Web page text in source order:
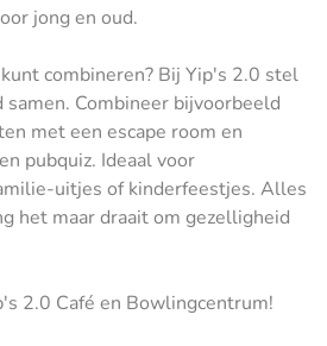
jong en oud.
combineren? Bij Yip's 2.0 stel
samen. Combineer bijvoorbeeld
met een escape room en
pubquiz. Ideaal voor
uitjes of kinderfeestjes. Alles
het maar draait om gezelligheid
2.0 Café en Bowlingcentrum!